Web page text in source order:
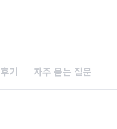
후기 자주 묻는 질문